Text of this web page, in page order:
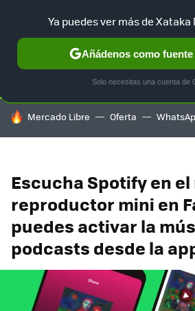
SELECCIÓN GAMING HOME
HOY SE HABLA DE
Mercado Libre Oferta
Escucha Spotify en el
reproductor mini en
puedes activar la
podcasts desde la
Ya puedes ver más de Xataka
Añádenos como
Solo necesitas una cuenta de